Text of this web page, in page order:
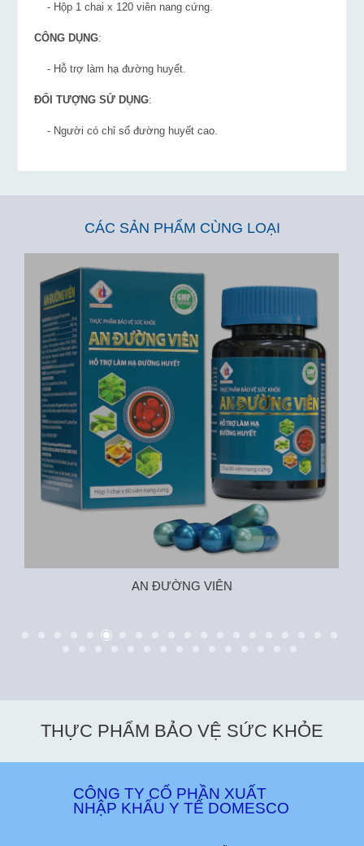
- Hộp 1 chai x 120 viên nang cứng.
CÔNG DỤNG:
- Hỗ trợ làm hạ đường huyết.
ĐỐI TƯỢNG SỬ DỤNG:
- Người có chỉ số đường huyết cao.
CÁC SẢN PHẨM CÙNG LOẠI
AN ĐƯỜNG VIÊN
THỰC PHẨM BẢO VỆ SỨC KHỎE
CÔNG TY CỔ PHẦN XUẤT
NHẬP KHẨU Y TẾ DOMESCO